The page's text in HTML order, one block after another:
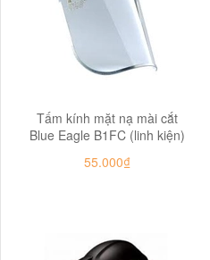
Tấm kính mặt nạ mài cắt
Blue Eagle B1FC (linh kiện)
55.000₫